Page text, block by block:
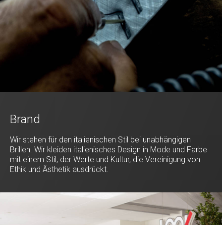
Brand
Wir stehen für den italienischen Stil bei unabhängigen
Brillen. Wir kleiden italienisches Design in Mode und Farbe
mit einem Stil, der Werte und Kultur, die Vereinigung von
Ethik und Ästhetik ausdrückt.